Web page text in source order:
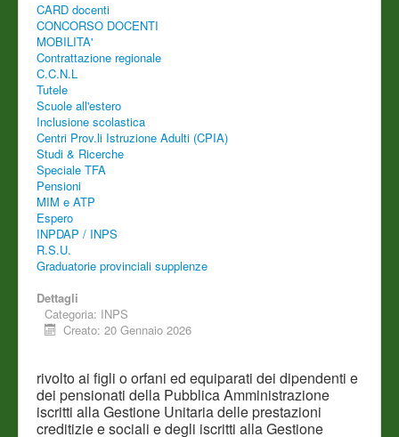
CARD docenti
CONCORSO DOCENTI
MOBILITA'
Contrattazione regionale
C.C.N.L
Tutele
Scuole all'estero
Inclusione scolastica
Centri Prov.li Istruzione Adulti (CPIA)
Studi & Ricerche
Speciale TFA
Pensioni
MIM e ATP
Espero
INPDAP / INPS
R.S.U.
Graduatorie provinciali supplenze
Dettagli
Categoria: INPS
Creato: 20 Gennaio 2026
rivolto ai figli o orfani ed equiparati dei dipendenti e
dei pensionati della Pubblica Amministrazione
iscritti alla Gestione Unitaria delle prestazioni
creditizie e sociali e degli iscritti alla Gestione